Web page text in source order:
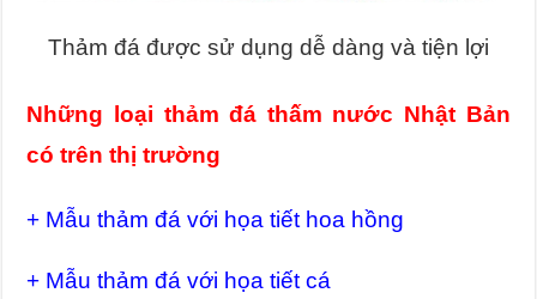
Thảm đá được sử dụng dễ dàng và tiện lợi
Những loại thảm đá thấm nước Nhật Bản
có trên thị trường
+ Mẫu thảm đá với họa tiết hoa hồng
+ Mẫu thảm đá với họa tiết cá